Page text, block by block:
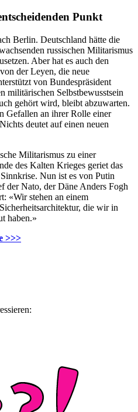
Punkt
Berlin. Deutschland hätte die
russischen Militarismus
Aber hat es auch den
der Leyen, die neue
von Bundespräsident
militärischen Selbstbewusstsein
gehört wird, bleibt abzuwarten.
Gefallen an ihrer Rolle einer
deutet auf einen neuen
Militarismus zu einer
des Kalten Krieges geriet das
Nun ist es von Putin
der Nato, der Däne Anders Fogh
«Wir stehen an einem
die wir in
haben.»
>>>